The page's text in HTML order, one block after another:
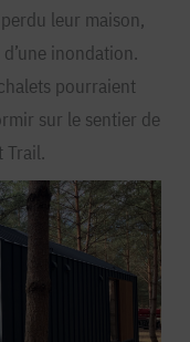
leur maison,
inondation.
pourraient
sur le sentier de
Trail.